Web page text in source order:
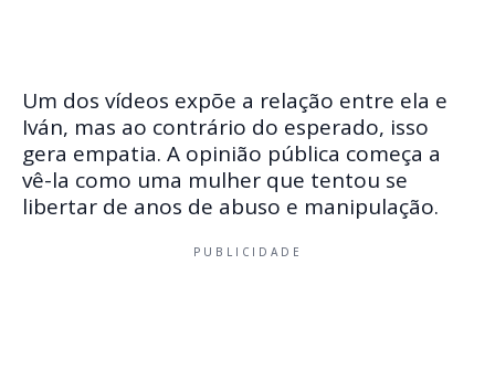
Um dos vídeos expõe a relação entre ela e
Iván, mas ao contrário do esperado, isso
gera empatia. A opinião pública começa a
vê-la como uma mulher que tentou se
libertar de anos de abuso e manipulação.
PUBLICIDADE